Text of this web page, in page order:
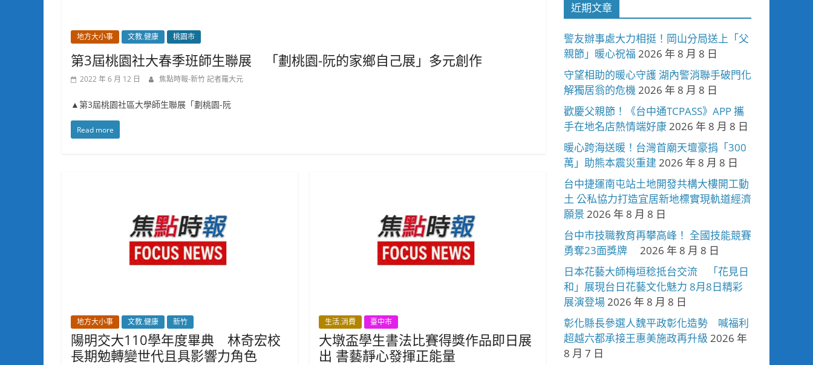
地方大小事 文教.健康 桃園市
第3屆桃園社大春季班師生聯展 「劃桃園-阮的家鄉自己展」多元創作
2022 年 6 月 12 日 焦點時報-新竹 記者羅大元
▲第3屆桃園社區大學師生聯展「劃桃園-阮
Read more
地方大小事 文教.健康 新竹
陽明交大110學年度畢典 林奇宏校
長期勉轉變世代且具影響力角色
生活.消費 臺中市
大墩盃學生書法比賽得獎作品即日展
出 書藝靜心發揮正能量
近期文章
警友辦事處大力相挺！岡山分局送上「父
親節」暖心祝福 2026 年 8 月 8 日
守望相助的暖心守護 湖內警消聯手破門化
解獨居翁的危機2026 年 8 月 8 日
歡慶父親節！《台中通TCPASS》APP 攜
手在地名店熱情端好康2026 年 8 月 8 日
暖心跨海送暖！台灣首廟天壇豪捐「300
萬」助熊本震災重建 2026 年 8 月 8 日
台中捷運南屯站土地開發共構大樓開工動
土 公私協力打造宜居新地標實現軌道經濟
願景 2026 年 8 月 8 日
台中市技職教育再攀高峰！ 全國技能競賽
勇奪23面獎牌
2026 年 8 月 8 日
日本花藝大師梅垣稔抵台交流 「花見日
和」展現台日花藝文化魅力 8月8日精彩
展演登場2026 年 8 月 8 日
彰化縣長參選人魏平政彰化造勢 喊福利
超越六都承接王惠美施政再升級 2026 年
8 月 7 日